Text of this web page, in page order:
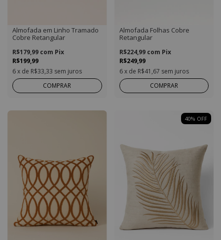
Almofada em Linho Tramado
Cobre Retangular
R$199,99
R$179,99 com Pix
6x de R$33,33 sem juros
COMPRAR
Almofada Folhas Cobre
Retangular
R$249,99
R$224,99 com Pix
6 x de R$41,67 sem juros
COMPRAR
40% OFF